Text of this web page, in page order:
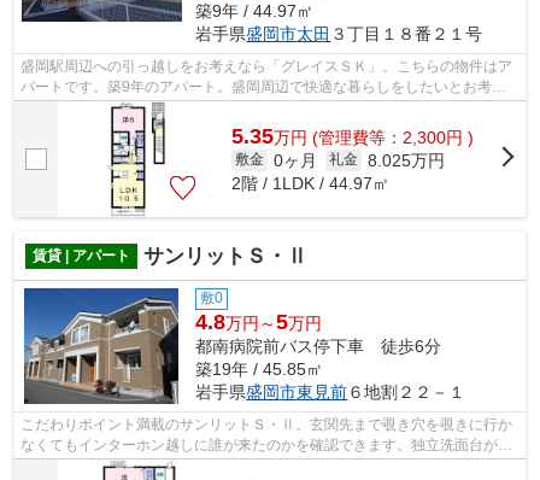
築9年 / 44.97㎡
岩手県盛岡市太田 ３丁目１８番２１号
盛岡駅周辺への引っ越しをお考えなら「グレイスＳＫ」。こちらの物件はア
パートです。築9年のアパート。盛岡周辺で快適な暮らしをしたいとお考え
でしたら、当社オススメ物件をご覧下さ...
5.35万円 (管理費等：2,300円 )
敷金 0ヶ月 礼金 8.025万円
2階 / 1LDK / 44.97㎡
賃貸 | アパート サンリットＳ・Ⅱ
敷0
4.8万円～5万円
都南病院前バス停下車 徒歩6分
築19年 / 45.85㎡
岩手県盛岡市東見前６地割２２－１
こだわりポイント満載のサンリットＳ・Ⅱ。玄関先まで覗き穴を覗きに行か
なくてもインターホン越しに誰が来たのかを確認できます。独立洗面台が付
いているので、歯ブラシやドライヤーな...